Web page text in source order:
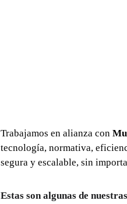
Trabajamos en alianza con
tecnología, normativa,
segura y escalable, sin
Estas son algunas de